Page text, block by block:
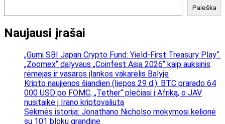
Paieška
Naujausi įrašai
„Gumi SBI Japan Crypto Fund: Yield-First Treasury Play“.
„Zoomex“ dalyvaus „Coinfest Asia 2026“ kaip auksinis
rėmėjas ir vasaros įlankos vakarėlis Balyje
Kripto naujienos šiandien (liepos 29 d.): BTC prarado 64
000 USD po FOMC, „Tether“ plečiasi į Afriką, o JAV
nusitaikė į Irano kriptovaliutą
Sėkmės istorija: Jonathano Nicholso mokymosi kelionė
su 101 blokų grandine